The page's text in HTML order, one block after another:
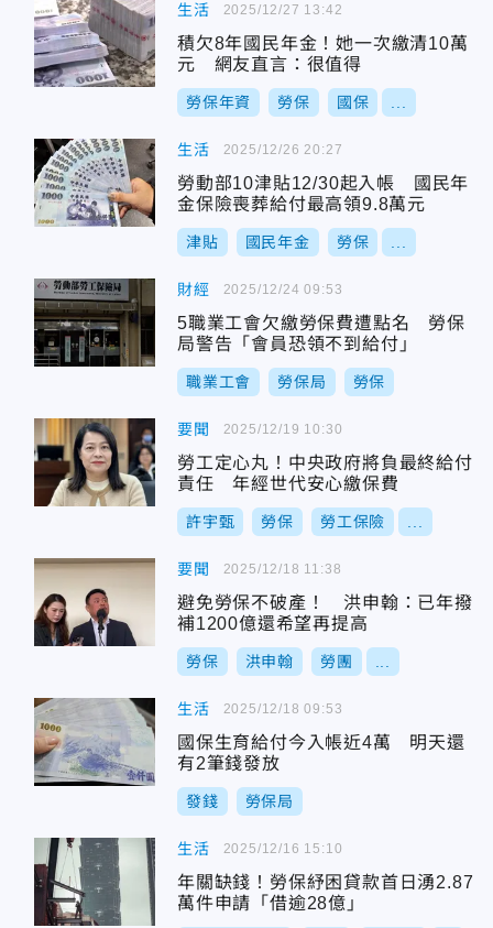
生活
積欠8年國民年金！她一次繳清10萬
元 網友直言：很值得
勞保年資 勞保 國保
2025/12/27 13:42
生活
勞動部10津貼12/30起入帳 國民年
金保險喪葬給付最高領9.8萬元
津貼 國民年金 勞保
2025/12/26 20:27
財經
5職業工會欠繳勞保費遭點名 勞保
局警告「會員恐領不到給付」
職業工會 勞保局 勞保
2025/12/24 09:53
要聞
勞工定心丸！中央政府將負最終給付
責任 年經世代安心繳保費
許宇甄 勞保 勞工保險
2025/12/19 10:30
要聞
避免勞保不破產！ 洪申翰：已年撥
補1200億還希望再提高
勞保 洪申翰 勞團
2025/12/18 11:38
生活
國保生育給付今入帳近4萬 明天還
有2筆錢發放
發錢 勞保局
2025/12/18 09:53
生活
年關缺錢！勞保紓困貸款首日湧2.87
萬件申請「借逾28億」
2025/12/16 15:10